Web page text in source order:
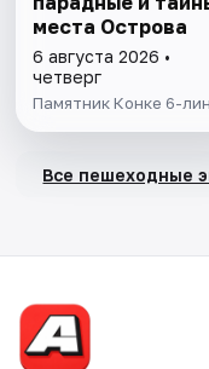
места Острова
6 августа 2026 •
четверг
Памятник Конке 6-
Все пешеходные